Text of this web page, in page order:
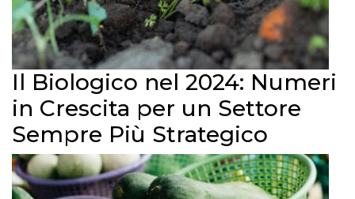
Il Biologico nel 2024: Numeri
in Crescita per un Settore
Sempre Più Strategico